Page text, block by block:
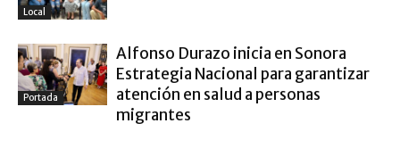
Local
Portada
Alfonso Durazo inicia en Sonora
Estrategia Nacional para garantizar
atención en salud a personas
migrantes